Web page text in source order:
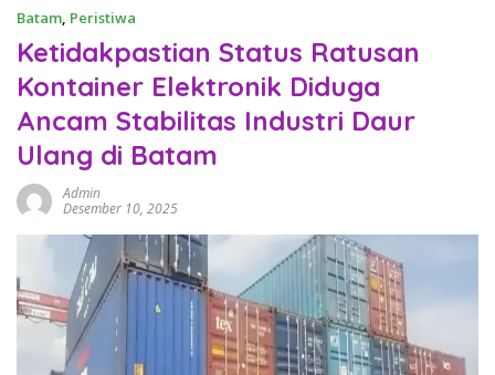
Batam, Peristiwa
Ketidakpastian Status Ratusan
Kontainer Elektronik Diduga
Ancam Stabilitas Industri Daur
Ulang di Batam
Admin
Desember 10, 2025